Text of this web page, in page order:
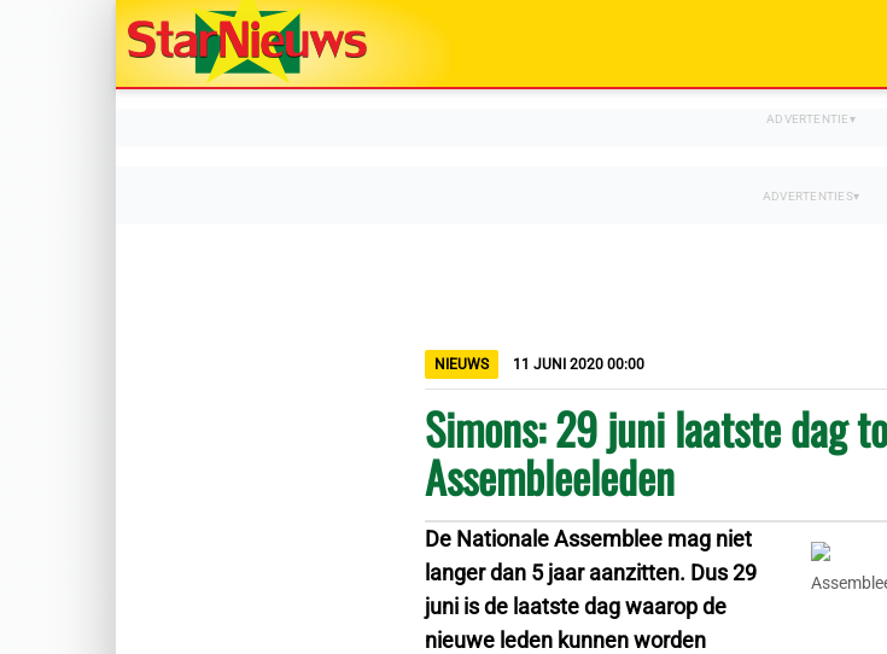
NIEUWS 11 JUNI 2020 00:00
Simons: 29 juni laatste dag
Assembleeleden
De Nationale Assemblee mag niet
langer dan 5 jaar aanzitten. Dus 29
juni is de laatste dag waarop de
nieuwe leden kunnen worden